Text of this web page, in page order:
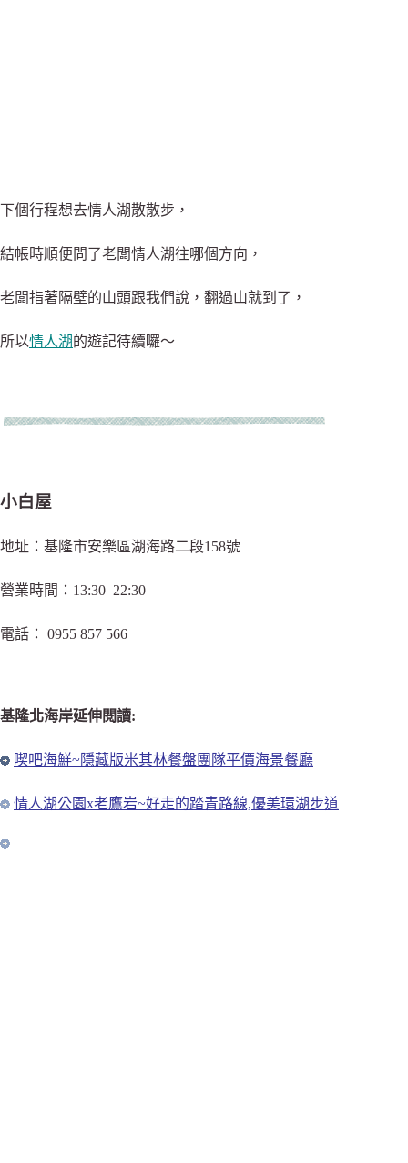
下個行程想去情人湖散散步，
結帳時順便問了老闆情人湖往哪個方向，
老闆指著隔壁的山頭跟我們說，翻過山就到了，
所以情人湖的遊記待續囉～
小白屋
地址：基隆市安樂區湖海路二段158號
營業時間：13:30–22:30
電話： 0955 857 566
基隆北海岸延伸閱讀:
喫吧海鮮~隱藏版米其林餐盤團隊平價海景餐廳
情人湖公園x老鷹岩~好走的踏青路線,優美環湖步道